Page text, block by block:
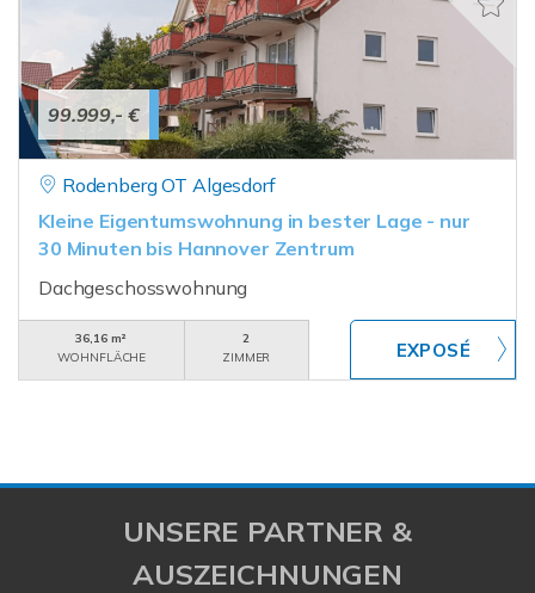
99.999,- €
Rodenberg OT Algesdorf
Kleine Eigentumswohnung in bester Lage - nur
30 Minuten bis Hannover Zentrum
Dachgeschosswohnung
36,16 m²
WOHNFLÄCHE
2
ZIMMER
UNSERE PARTNER &
AUSZEICHNUNGEN